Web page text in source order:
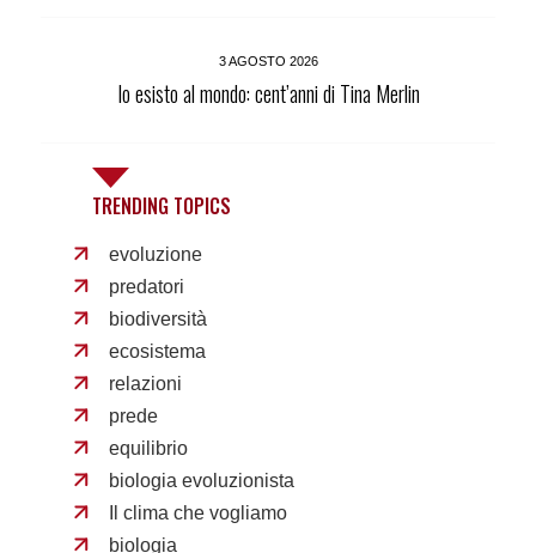
3 AGOSTO 2026
Io esisto al mondo: cent’anni di Tina Merlin
TRENDING TOPICS
evoluzione
predatori
biodiversità
ecosistema
relazioni
prede
equilibrio
biologia evoluzionista
Il clima che vogliamo
biologia